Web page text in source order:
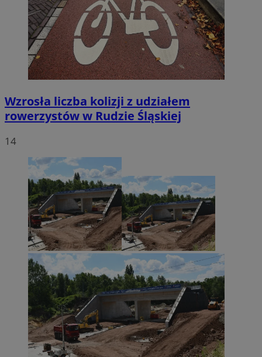
Wzrosła liczba kolizji z udziałem
rowerzystów w Rudzie Śląskiej
14